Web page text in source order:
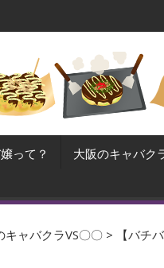
ャバ嬢が毎日行うシンプルな
って？ 大阪のキャバク
キャバクラVS〇〇 >
【バチ